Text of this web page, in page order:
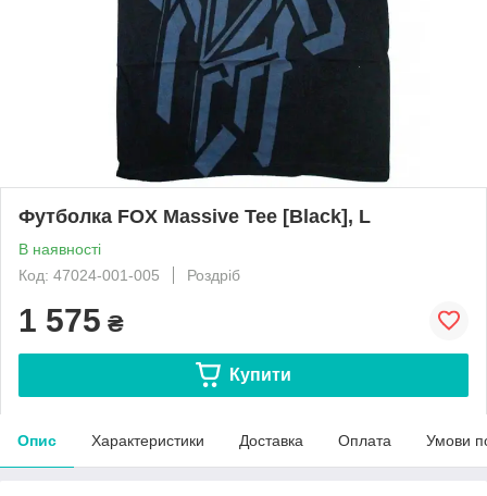
Футболка FOX Massive Tee [Black], L
В наявності
Код: 47024-001-005
Роздріб
1 575 ₴
Купити
Опис Характеристики Доставка Оплата Умови